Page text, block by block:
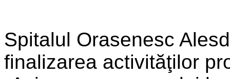
Spitalul Orasenesc
finalizarea activităţilor